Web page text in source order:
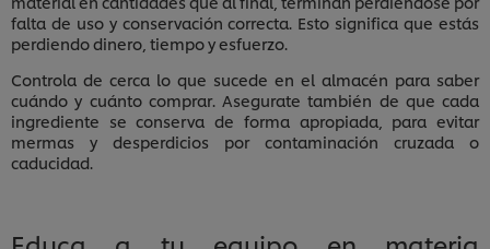
falta de uso y conservación correcta. Esto significa que estás
perdiendo dinero, tiempo y esfuerzo.
Controla de cerca lo que sucede en el almacén para saber
cuándo y cuánto comprar. Asegurate también de que cada
ingrediente se conserva de forma apropiada, para evitar
mermas y desperdicios por contaminación cruzada o
caducidad.